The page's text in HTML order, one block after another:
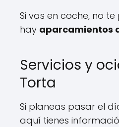
Si vas en coche, no
hay aparcamientos
Servicios y
Torta
Si planeas pasar el
aquí tienes